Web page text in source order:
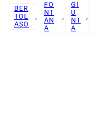
BER
TOL
ASO
,
FO
NT
AN
A
,
GI
U
NT
A
,